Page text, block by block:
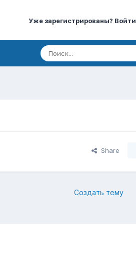
Уже зарегистрированы? Войти
Share
Создать тему